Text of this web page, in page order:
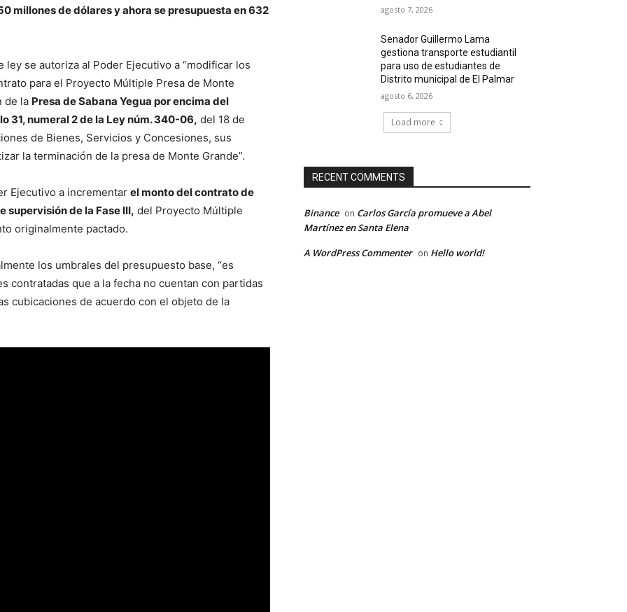
millones de dólares y ahora se presupuesta en 632
se autoriza al Poder Ejecutivo a “modificar los
para el Proyecto Múltiple Presa de Monte
de la Presa de Sabana Yegua por encima del
31, numeral 2 de la Ley núm. 340-06, del 18 de
de Bienes, Servicios y Concesiones, sus
la terminación de la presa de Monte Grande”.
Ejecutivo a incrementar el monto del contrato de
supervisión de la Fase III, del Proyecto Múltiple
originalmente pactado.
los umbrales del presupuesto base, “es
contratadas que a la fecha no cuentan con partidas
cubicaciones de acuerdo con el objeto de la
agosto 7, 2026
Senador Guillermo Lama
gestiona transporte estudiantil
para uso de estudiantes de
Distrito municipal de El Palmar
agosto 6, 2026
Load more
RECENT COMMENTS
Binance on Carlos García promueve a Abel
Martínez en Santa Elena
A WordPress Commenter on Hello world!